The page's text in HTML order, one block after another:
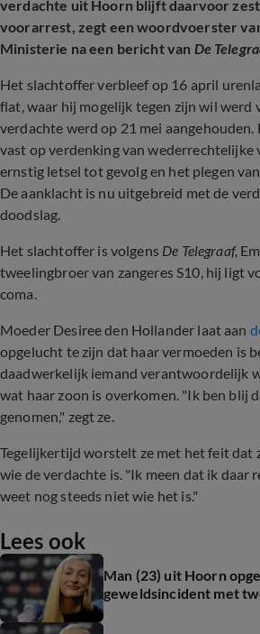
verdachte uit Hoorn blijft daarvoor
voorarrest, zegt een woordvoerster
Ministerie na een bericht van De
Het slachtoffer verbleef op 16 april
flat, waar hij mogelijk tegen zijn wil werd
verdachte werd op 21 mei
vast op verdenking van wederrechtelijke
ernstig letsel tot gevolg en het plegen
De aanklacht is nu uitgebreid met de
doodslag.
Het slachtoffer is volgens De Telegraaf,
tweelingbroer van zangeres S10, hij ligt
coma.
Moeder Desiree den Hollander laat aan
opgelucht te zijn dat haar vermoeden is
daadwerkelijk iemand verantwoordelijk
wat haar zoon is overkomen. "Ik ben blij
genomen," zegt ze.
Tegelijkertijd worstelt ze met het feit dat
wie de verdachte is. "Ik meen dat ik daar
weet nog steeds niet wie het is."
Lees ook
Man (23) uit Hoorn
geweldsincident met